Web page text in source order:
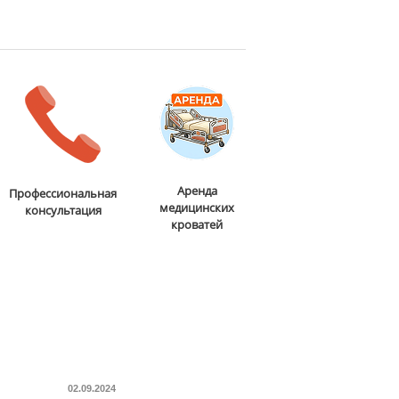
Профессиональная
консультация
Аренда
медицинских
кроватей
02.09.2024